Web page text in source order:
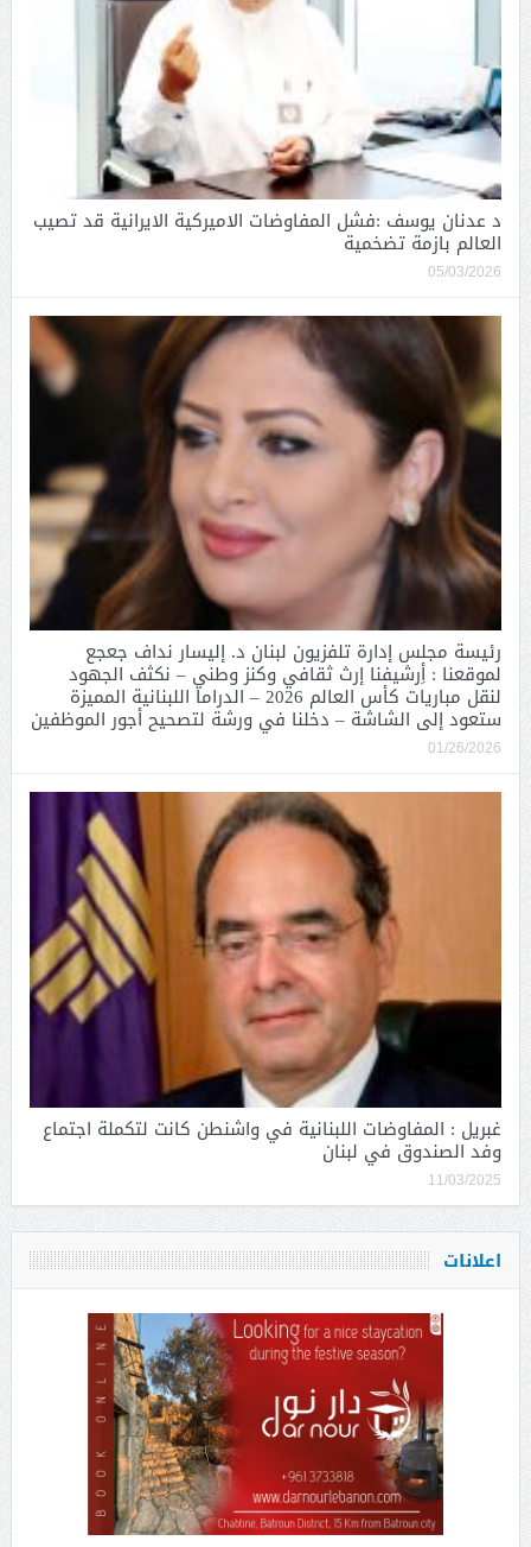
د عدنان يوسف :فشل المفاوضات الاميركية الايرانية قد تصيب
العالم بازمة تضخمية
05/03/2026
رئيسة مجلس إدارة تلفزيون لبنان د. إليسار نداف جعجع
لموقعنا : أِرشيفنا إرث ثقافي وكنز وطني – نكثف الجهود
لنقل مباريات كأس العالم 2026 – الدراما اللبنانية المميزة
ستعود إلى الشاشة – دخلنا في ورشة لتصحيح أجور الموظفين
01/26/2026
غبريل : المفاوضات اللبنانية في واشنطن كانت لتكملة اجتماع
وفد الصندوق في لبنان
11/03/2025
اعلانات